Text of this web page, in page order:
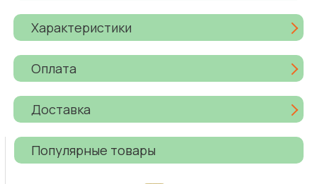
Характеристики
Оплата
Доставка
Популярные товары